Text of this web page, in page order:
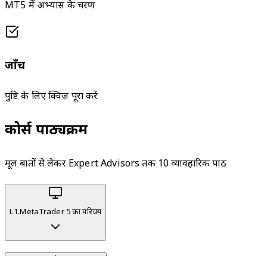
MT5 में अभ्यास के चरण
जाँचें
पुष्टि के लिए क्विज़ पूरा करें
कोर्स पाठ्यक्रम
मूल बातों से लेकर Expert Advisors तक 10 व्यावहारिक पाठ
L1.MetaTrader 5 का परिचय